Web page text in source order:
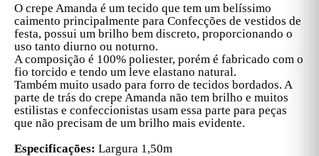
O crepe Amanda é um tecido que tem um belíssimo
caimento principalmente para Confecções de vestidos de
festa, possui um brilho bem discreto, proporcionando o
uso tanto diurno ou noturno.
A composição é 100% poliester, porém é fabricado com o
fio torcido e tendo um leve elastano natural.
Também muito usado para forro de tecidos bordados. A
parte de trás do crepe Amanda não tem brilho e muitos
estilistas e confeccionistas usam essa parte para peças
que não precisam de um brilho mais evidente.
Especificações: Largura 1,50m